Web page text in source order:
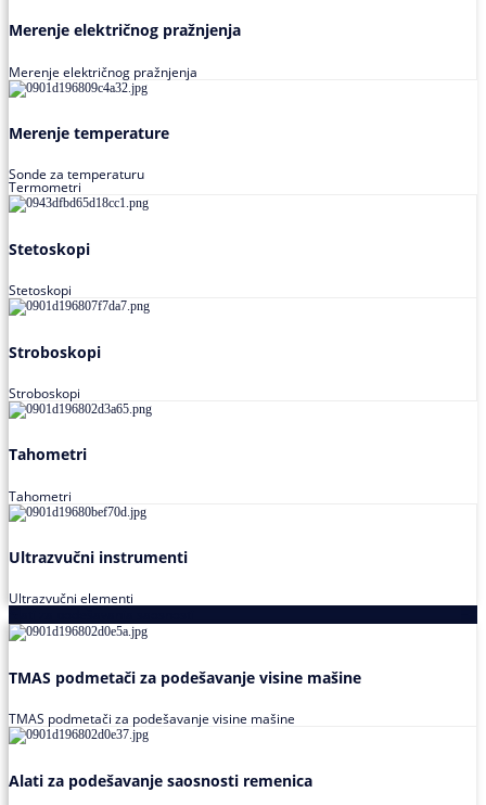
Merenje električnog pražnjenja
Merenje električnog pražnjenja
Merenje temperature
Sonde za temperaturu
Termometri
Stetoskopi
Stetoskopi
Stroboskopi
Stroboskopi
Tahometri
Tahometri
Ultrazvučni instrumenti
Ultrazvučni elementi
TMAS podmetači za podešavanje visine mašine
TMAS podmetači za podešavanje visine mašine
Alati za podešavanje saosnosti remenica